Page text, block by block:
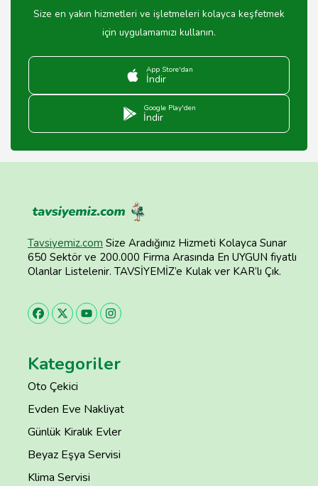
Size en yakın hizmetleri ve işletmeleri kolayca keşfetmek
için uygulamamızı kullanın.
App Store'dan
İndir
Google Play'den
İndir
Tavsiyemiz.com Size Aradığınız Hizmeti Kolayca Sunar
650 Sektör ve 200.000 Firma Arasında En UYGUN fiyatlı
Olanlar Listelenir. TAVSİYEMİZ’e Kulak ver KAR’lı Çık.
Kategoriler
Oto Çekici
Evden Eve Nakliyat
Günlük Kiralık Evler
Beyaz Eşya Servisi
Klima Servisi